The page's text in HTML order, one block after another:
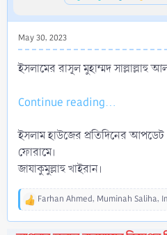
May 30, 2023
ইসলামের রাসূল মুহাম্মদ সাল্লাল্লাহু
Continue reading...
ইসলাম হাউজের প্রতিদিনের
ফোরামে।
জাযাকুমুল্লাহু খাইরান।
R
Farhan Ahmed, Muminah Saliha,